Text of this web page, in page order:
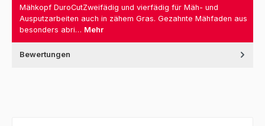
Mähkopf DuroCutZweifädig und vierfädig für Mäh- und
Ausputzarbeiten auch in zähem Gras. Gezahnte Mähfaden aus
besonders abri… Mehr
Bewertungen